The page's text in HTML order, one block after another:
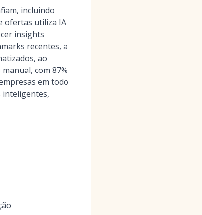
incluindo
ofertas utiliza IA
insights
recentes, a
ao
com 87%
em todo
inteligentes,